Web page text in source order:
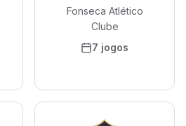
Fonseca Atlético
Clube
7 jogos